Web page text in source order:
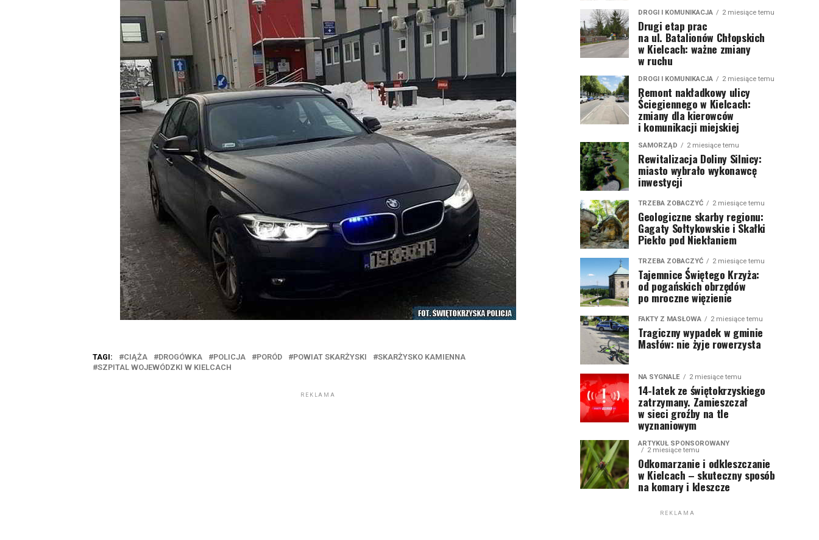
TAGI: CIĄŻA DROGÓWKA POLICJA PORÓD POWIAT SKARŻYSKI
SKARŻYSKO KAMIENNA
SZPITAL WOJEWÓDZKI W KIELCACH
REKLAMA
DROGI I KOMUNIKACJA 2 miesiące temu
Drugi etap prac
na ul. Batalionów Chłopskich
w Kielcach: ważne zmiany
w ruchu
DROGI I KOMUNIKACJA 2 miesiące temu
Remont nakładkowy ulicy
Ściegiennego w Kielcach:
zmiany dla kierowców
i komunikacji miejskiej
SAMORZĄD 2 miesiące temu
Rewitalizacja Doliny Silnicy:
miasto wybrało wykonawcę
inwestycji
TRZEBA ZOBACZYĆ 2 miesiące temu
Geologiczne skarby regionu:
Gagaty Sołtykowskie i Skałki
Piekło pod Niekłaniem
TRZEBA ZOBACZYĆ 2 miesiące temu
Tajemnice Świętego Krzyża:
od pogańskich obrzędów
po mroczne więzienie
FAKTY Z MASŁOWA 2 miesiące temu
Tragiczny wypadek w gminie
Masłów: nie żyje rowerzysta
NA SYGNALE 2 miesiące temu
14-latek ze świętokrzyskiego
zatrzymany. Zamieszczał
w sieci groźby na tle
wyznaniowym
ARTYKUŁ SPONSOROWANY
2 miesiące temu
Odkomarzanie i odkleszczanie
w Kielcach – skuteczny sposób
na komary i kleszcze
REKLAMA